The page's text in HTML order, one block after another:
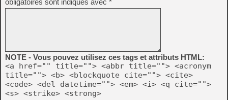
obligatoires sont indiqués avec *
NOTE - Vous pouvez utilisez ces tags et attributs HTML:
<a href="" title=""> <abbr title=""> <acronym
title=""> <b> <blockquote cite=""> <cite>
<code> <del datetime=""> <em> <i> <q cite="">
<s> <strike> <strong>